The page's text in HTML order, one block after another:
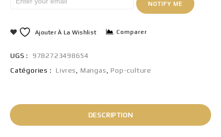
NOTIFY ME
Ajouter À La Wishlist Comparer
UGS :
9782723498654
Catégories :
Livres Mangas ,Pop-culture
DESCRIPTION